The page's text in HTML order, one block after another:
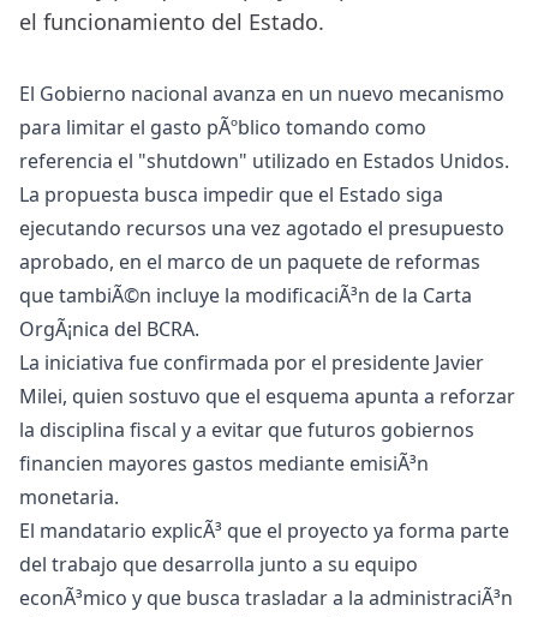
el funcionamiento del Estado.
El Gobierno nacional avanza en un nuevo mecanismo
para limitar el gasto pÃºblico tomando como
referencia el "shutdown" utilizado en Estados Unidos.
La propuesta busca impedir que el Estado siga
ejecutando recursos una vez agotado el presupuesto
aprobado, en el marco de un paquete de reformas
que tambiÃ©n incluye la modificaciÃ³n de la Carta
OrgÃ¡nica del BCRA.
La iniciativa fue confirmada por el presidente Javier
Milei, quien sostuvo que el esquema apunta a reforzar
la disciplina fiscal y a evitar que futuros gobiernos
financien mayores gastos mediante emisiÃ³n
monetaria.
El mandatario explicÃ³ que el proyecto ya forma parte
del trabajo que desarrolla junto a su equipo
econÃ³mico y que busca trasladar a la administraciÃ³n